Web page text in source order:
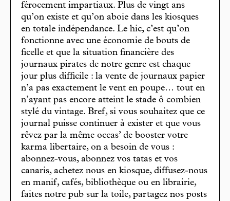
férocement impartiaux. Plus de vingt ans
qu’on existe et qu’on aboie dans les kiosques
en totale indépendance. Le hic, c’est qu’on
fonctionne avec une économie de bouts de
ficelle et que la situation financière des
journaux pirates de notre genre est chaque
jour plus difficile : la vente de journaux papier
n’a pas exactement le vent en poupe… tout en
n’ayant pas encore atteint le stade ô combien
stylé du vintage. Bref, si vous souhaitez que ce
journal puisse continuer à exister et que vous
rêvez par la même occas’ de booster votre
karma libertaire, on a besoin de vous :
abonnez-vous, abonnez vos tatas et vos
canaris, achetez nous en kiosque, diffusez-nous
en manif, cafés, bibliothèque ou en librairie,
faites notre pub sur la toile, partagez nos posts